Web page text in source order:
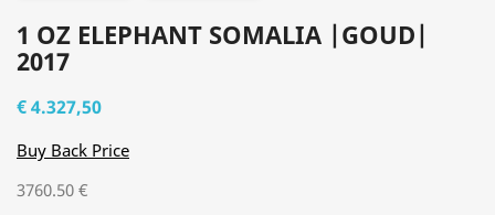
1 OZ ELEPHANT SOMALIA |GOUD|
2017
€ 4.327,50
Buy Back Price
3760.50 €